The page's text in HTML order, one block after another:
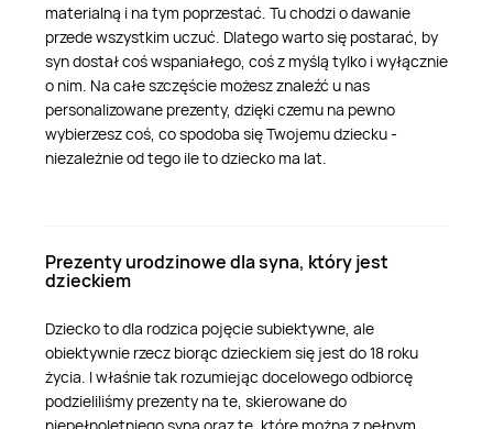
materialną i na tym poprzestać. Tu chodzi o dawanie
przede wszystkim uczuć. Dlatego warto się postarać, by
syn dostał coś wspaniałego, coś z myślą tylko i wyłącznie
o nim. Na całe szczęście możesz znaleźć u nas
personalizowane prezenty, dzięki czemu na pewno
wybierzesz coś, co spodoba się Twojemu dziecku -
niezależnie od tego ile to dziecko ma lat.
Prezenty urodzinowe dla syna, który jest
dzieckiem
Dziecko to dla rodzica pojęcie subiektywne, ale
obiektywnie rzecz biorąc dzieckiem się jest do 18 roku
życia. I właśnie tak rozumiejąc docelowego odbiorcę
podzieliliśmy prezenty na te, skierowane do
niepełnoletniego syna oraz te, które można z pełnym